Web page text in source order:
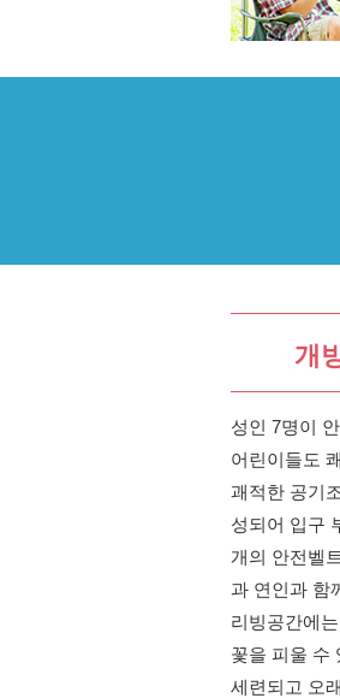
개
성인 7명이
어린이들도
괘적한 공기
성되어 입구
개의 안전벨
과 연인과 함
리빙공간에
꽃을 피울 수
세련되고 오